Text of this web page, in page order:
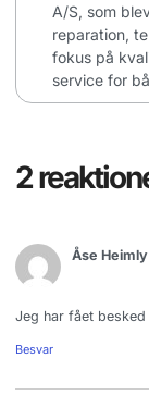
A/S, som
reparation,
fokus på
service for
2
Åse Heimly
Jeg har fået
Besvar